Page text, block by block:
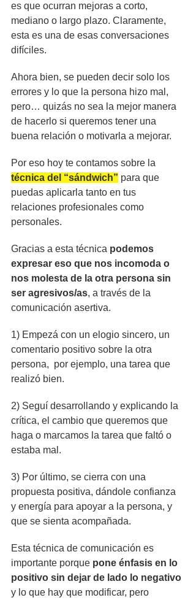
es que ocurran mejoras a corto,
mediano o largo plazo. Claramente,
esta es una de esas conversaciones
difíciles.
Ahora bien, se pueden decir solo los
errores y lo que la persona hizo mal,
pero… quizás no sea la mejor manera
de hacerlo si queremos tener una
buena relación o motivarla a mejorar.
Por eso hoy te contamos sobre la
técnica del “sándwich” para que
puedas aplicarla tanto en tus
relaciones profesionales como
personales.
Gracias a esta técnica podemos
expresar eso que nos incomoda o
nos molesta de la otra persona sin
ser agresivos/as, a través de la
comunicación asertiva.
1) Empezá con un elogio sincero, un
comentario positivo sobre la otra
persona,  por ejemplo, una tarea que
realizó bien.
2) Seguí desarrollando y explicando la
crítica, el cambio que queremos que
haga o marcamos la tarea que faltó o
estaba mal.
3) Por último, se cierra con una
propuesta positiva, dándole confianza
y energía para apoyar a la persona, y
que se sienta acompañada.
Esta técnica de comunicación es
importante porque pone énfasis en lo
positivo sin dejar de lado lo negativo
y lo que hay que modificar, pero